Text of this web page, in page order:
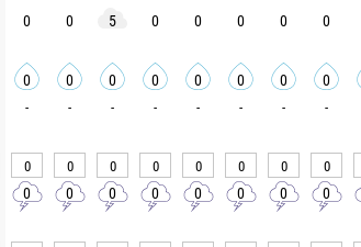
0 0 5 0 0 0 0 0
0 0 0 0 0 0 0 0
- - - - - - - -
0 0 0 0 0 0 0 0
0 0 0 0 0 0 0 0